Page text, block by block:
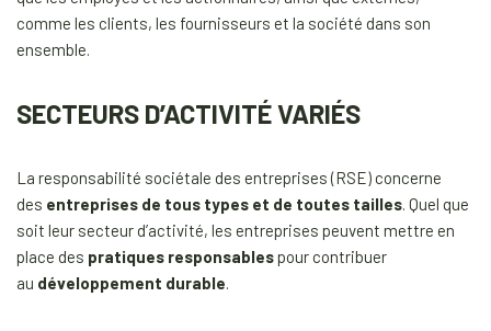
comme les clients, les fournisseurs et la société dans son
ensemble.
SECTEURS D’ACTIVITÉ VARIÉS
La responsabilité sociétale des entreprises (RSE) concerne
des entreprises de tous types et de toutes tailles. Quel que
soit leur secteur d’activité, les entreprises peuvent mettre en
place des pratiques responsablespour contribuer
au développement durable.